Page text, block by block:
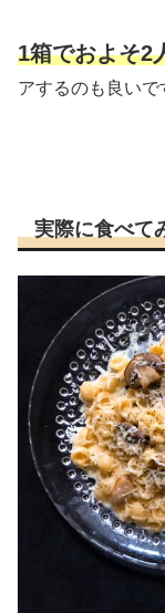
1箱でおよそ2
アするのも良いで
実際に食べて